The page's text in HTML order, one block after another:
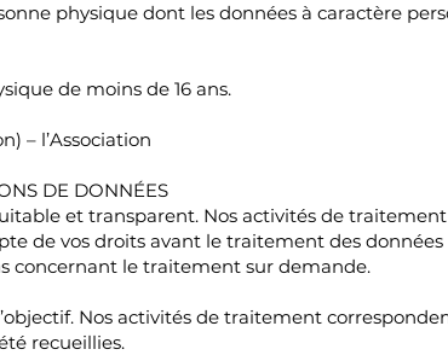
physique dont les données à caractère
de moins de 16 ans.
– l’Association
DE DONNÉES
et transparent. Nos activités de
de vos droits avant le traitement des données
concernant le traitement sur demande.
Nos activités de traitement
recueillies.